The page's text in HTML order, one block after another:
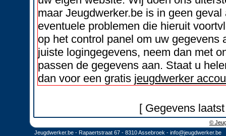
maar Jeugdwerker.be is in geen
eventuele problemen die hieruit
op het control panel om uw
juiste logingegevens, neem dan met
passen de gegevens aan. Staat u
dan voor een gratis jeugdwerker
[ Gegevens
©
Jeugdwerker.be - Rapaertstraat 67 - 8310 Assebroek - info@jeugdwerker.be